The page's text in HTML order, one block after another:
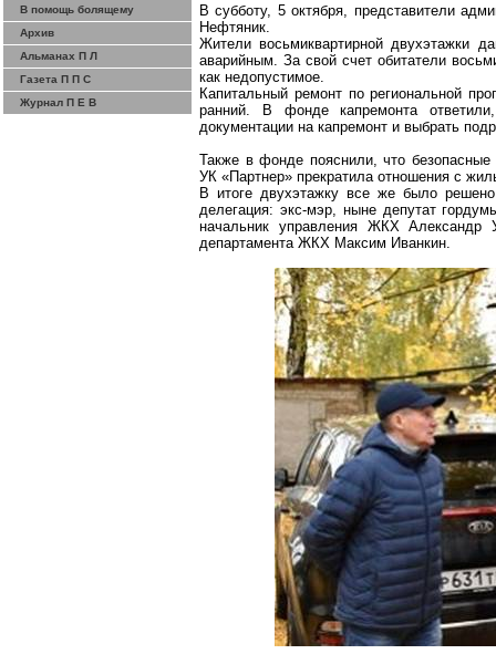
В помощь болящему
Архив
Альманах П Л
Газета П П С
Журнал П Е В
В субботу, 5 октября, представители
Нефтяник.
Жителивосьмиквартирной двухэтажки
аварийным. За свой счет обитатели
как недопустимое.
Капитальный ремонт по региональной
ранний. В фонде капремонта
документации на капремонт и выбрать
Также в фонде пояснили, что
УК «Партнер» прекратила отношения с
В итогедвухэтажку все же было решено
делегация: экс-мэр, ныне депутат
начальник управления ЖКХ Александр
департамента ЖКХ Максим Иванкин.